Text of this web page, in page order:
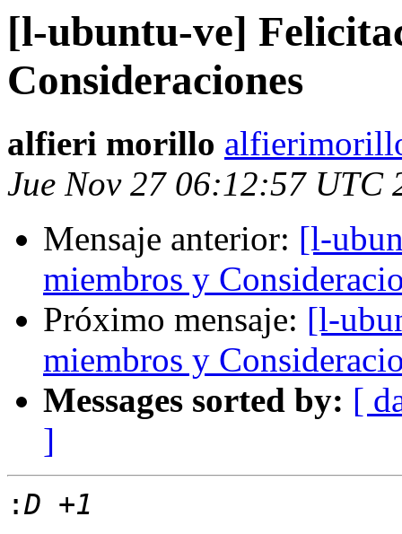
[l-ubuntu-ve]
Consideraciones
alfieri morillo
Jue Nov 27 06:12:57 UTC
Mensaje anterior: [l-
miembros y
Próximo mensaje: [l-
miembros y
Messages sorted by: [
]
: